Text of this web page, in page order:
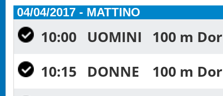
04/04/2017 - MATTINO
10:00 UOMINI 100 m
10:15
DONNE
100 m